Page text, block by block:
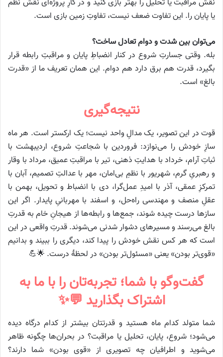
نقش مراقبت یا تحلیل را بهتر بازی کنید و در کارِ پروژه‌ای نقش نظم
یا پایان را. این تفاوت ضعف نیست، تفاوتِ زمین بازی است.
می‌توان بین شدت و دوام تعادل ساخت؟
بله. وقتی جسارتِ شروع در کنار انضباطِ پایان و مراقبتِ رابطه قرار
بگیرد، قدرت هم برق دارد هم دوام. این همان تعریف ما از «قدرت
بالغ» است.
نتیجه‌گیری
قوت در این تصویر، یک مدالِ واحد نیست؛ یک ارکستر است. هر ماه
سازِ خودش را می‌نوازد: فروردین با شجاعتِ شروع، اردیبهشت با
ثباتِ آرام، خرداد با هدایتِ ذهنی، تیر با مراقبتِ عمیق، مرداد با وقار
و رهبریِ گرم، شهریور با نظمِ بی‌امان، مهر با عدالتِ تصمیم، آبان با
تمرکزِ عمقی، آذر با امیدِ عمل‌گرا، دی با انضباط و تحویل، بهمن با
عقلِ منصف و مهندسی راه‌حل، و اسفند با مهربانیِ پایدار. اگر این
سازها درست چیده شوند، جمع‌ها و رابطه‌ها از هیجانِ خام به قدرتِ
بالغ می‌رسند و مسیرهای دشوار شدنی می‌شوند. قدرتِ واقعی در این
است که هر کس نقش خودش را پیدا کند، دیگری را ببیند و بدانیم
«قوی‌تر بودن» یعنی «مسئول‌تر بودن» در لحظهٔ درست. 🌟💪
گفت‌وگو با شما؛ تجربه‌تان را با ما به
اشتراک بگذارید 💬✨
شما متولد کدام ماه هستید و قدرتتان بیشتر از کدام درگاه دیده
می‌شود؛ شروع، پایان، تحلیل یا مراقبت؟ در بحران‌ها چگونه ظاهر
می‌شوید و اطرافیان چه تصویری از «قوی بودن» شما دارند؟